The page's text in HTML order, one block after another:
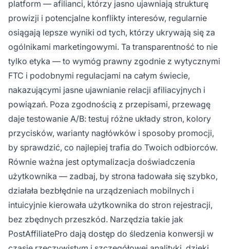
platform — afilianci, którzy jasno ujawniają strukturę
prowizji i potencjalne konflikty interesów, regularnie
osiągają lepsze wyniki od tych, którzy ukrywają się za
ogólnikami marketingowymi. Ta transparentność to nie
tylko etyka — to wymóg prawny zgodnie z wytycznymi
FTC i podobnymi regulacjami na całym świecie,
nakazującymi jasne ujawnianie relacji afiliacyjnych i
powiązań. Poza zgodnością z przepisami, przewagę
daje testowanie A/B: testuj różne układy stron, kolory
przycisków, warianty nagłówków i sposoby promocji,
by sprawdzić, co najlepiej trafia do Twoich odbiorców.
Równie ważna jest optymalizacja doświadczenia
użytkownika — zadbaj, by strona ładowała się szybko,
działała bezbłędnie na urządzeniach mobilnych i
intuicyjnie kierowała użytkownika do stron rejestracji,
bez zbędnych przeszkód. Narzędzia takie jak
PostAffiliatePro dają dostęp do śledzenia konwersji w